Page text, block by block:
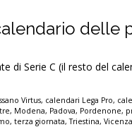
delle
di Serie C (il resto del
Virtus, calendari Lega Pro,
, Modena, Padova, Pordenone,
,terza giornata,Triestina,Vicenza